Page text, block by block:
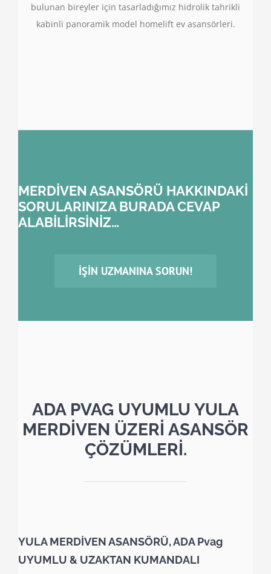
bulunan bireyler için tasarladığımız hidrolik tahrikli
kabinli panoramik model homelift ev asansörleri.
MERDİVEN ASANSÖRÜ HAKKINDAKİ
SORULARINIZA BURADA CEVAP
ALABİLİRSİNİZ…
İŞIN UZMANINA SORUN!
ADA PVAG UYUMLU YULA
MERDİVEN ÜZERİ ASANSÖR
ÇÖZÜMLERİ.
YULA MERDİVEN ASANSÖRÜ, ADA Pvag
UYUMLU & UZAKTAN KUMANDALI